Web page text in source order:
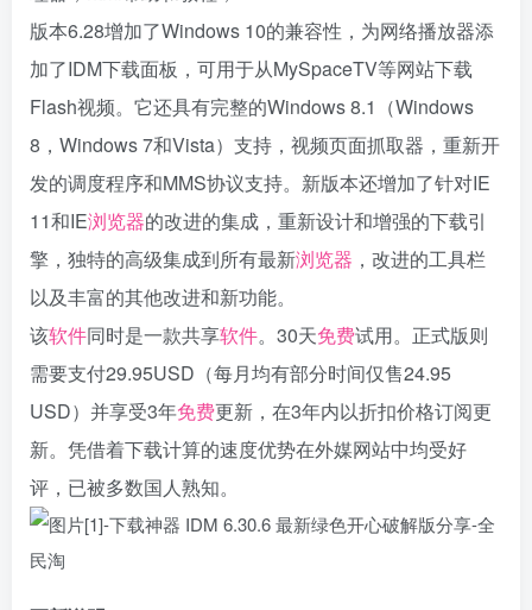
版本6.28增加了Windows 10的兼容性，为网络播放器添
加了IDM下载面板，可用于从MySpaceTV等网站下载
Flash视频。它还具有完整的Windows 8.1（Windows
8，Windows 7和Vista）支持，视频页面抓取器，重新开
发的调度程序和MMS协议支持。新版本还增加了针对IE
11和IE浏览器的改进的集成，重新设计和增强的下载引
擎，独特的高级集成到所有最新浏览器 ，改进的工具栏
以及丰富的其他改进和新功能。
该软件同时是一款共享软件。30天免费试用。正式版则
需要支付29.95USD（每月均有部分时间仅售24.95
USD）并享受3年免费更新，在3年内以折扣价格订阅更
新。凭借着下载计算的速度优势在外媒网站中均受好
评，已被多数国人熟知。